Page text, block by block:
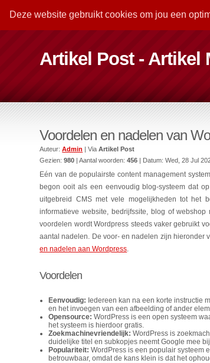
Deze website gebruikt cookies om jou een
Artikel Post - Artikel
Voordelen en nadelen van
Auteur:Admin | ViaArtikel Post
Gezien:980 | Aantal woorden:456 | Datum:Wed, 28 Jul
Eén van de populairste content management
begon ooit als een eenvoudig blog-systeem dat
uitgebreid CMS met vele mogelijkheden tot het
informatieve website, bedrijfssite, blog of
voordelen wordt Wordpress steeds vaker gebruikt
aantal nadelen. De voor- en nadelen zijn hieronder
en nadelen aan Wordpress.
Voordelen
Eenvoudig: Iedereen kan na een korte instructie
en het invoegen van een afbeelding of ander
Opensource: WordPress is een open systeem
het systeem is hierdoor gratis.
Zoekmachinevriendelijk: WordPress is
duidelijke titel en subkopjes neemt Google mee
Populariteit: WordPress is een populair systeem
betrouwbaar, omdat de kans klein is dat het